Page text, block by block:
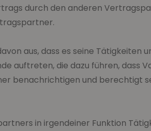
durch den anderen
aus, dass es seine Tätigkeiten
auftreten, die dazu führen, dass
benachrichtigen und berechtigt
in irgendeiner Funktion